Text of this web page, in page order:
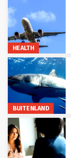
HEALTH
BUITENLAND